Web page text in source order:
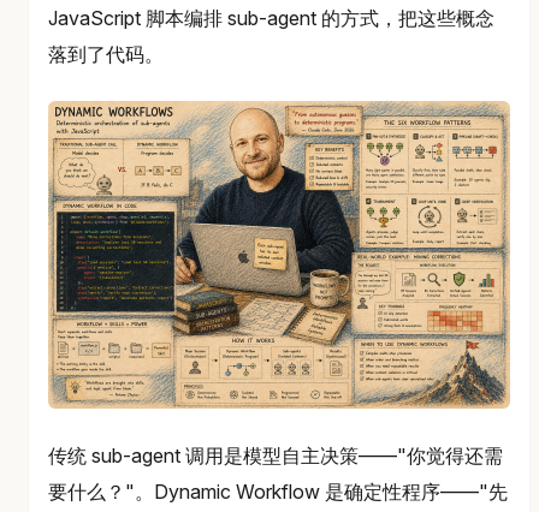
JavaScript 脚本编排 sub-agent 的方式，把这些概念
落到了代码。
传统 sub-agent 调用是模型自主决策——"你觉得还需
要什么？"。Dynamic Workflow 是确定性程序——"先